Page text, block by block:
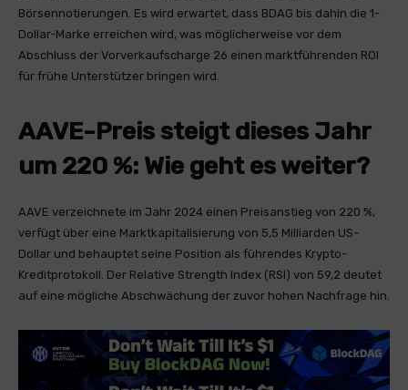
Börsennotierungen. Es wird erwartet, dass BDAG bis dahin die 1-
Dollar-Marke erreichen wird, was möglicherweise vor dem
Abschluss der Vorverkaufscharge 26 einen marktführenden ROI
für frühe Unterstützer bringen wird.
AAVE-Preis steigt dieses Jahr
um 220 %: Wie geht es weiter?
AAVE verzeichnete im Jahr 2024 einen Preisanstieg von 220 %,
verfügt über eine Marktkapitalisierung von 5,5 Milliarden US-
Dollar und behauptet seine Position als führendes Krypto-
Kreditprotokoll. Der Relative Strength Index (RSI) von 59,2 deutet
auf eine mögliche Abschwächung der zuvor hohen Nachfrage hin.